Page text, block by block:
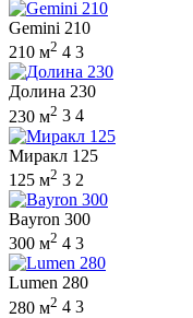
Gemini 210
210 м2 4 3
Долина 230
230 м2 3 4
Миракл 125
125 м2 3 2
Bayron 300
300 м2 4 3
Lumen 280
280 м2 4 3